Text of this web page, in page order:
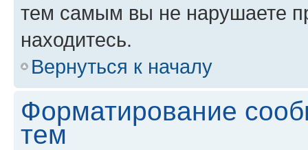
тем самым вы не нарушаете
находитесь.
Вернуться к началу
Форматирование
тем